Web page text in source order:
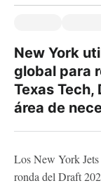
New York
global para
Texas
área de
Los New York Jets
ronda del Draft